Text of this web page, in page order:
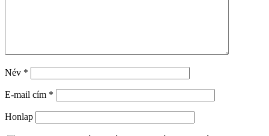
Név *
E-mail cím *
Honlap